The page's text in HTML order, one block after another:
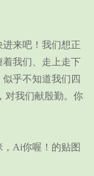
来吧！我们想正
我们、走上走下
乎不知道我们四
对我们献殷勤。你
Ai你喔！的贴图